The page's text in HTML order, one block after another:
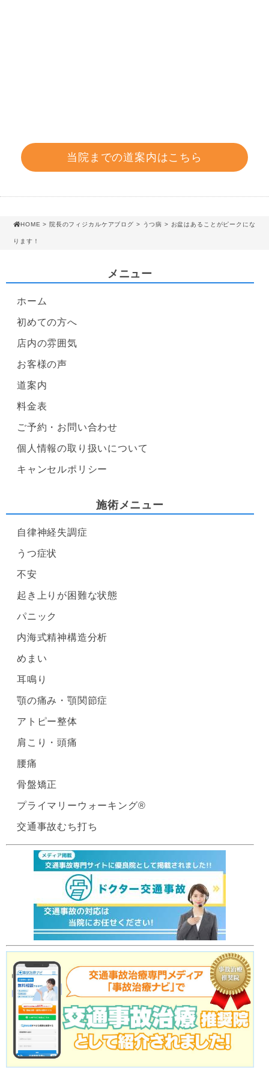
当院までの道案内はこちら
HOME > 院長のフィジカルケアブログ > うつ病 > お盆はあることがピークにな
ります！
メニュー
ホーム
初めての方へ
店内の雰囲気
お客様の声
道案内
料金表
ご予約・お問い合わせ
個人情報の取り扱いについて
キャンセルポリシー
施術メニュー
自律神経失調症
うつ症状
不安
起き上りが困難な状態
パニック
内海式精神構造分析
めまい
耳鳴り
顎の痛み・顎関節症
アトピー整体
肩こり・頭痛
腰痛
骨盤矯正
プライマリーウォーキング®
交通事故むち打ち